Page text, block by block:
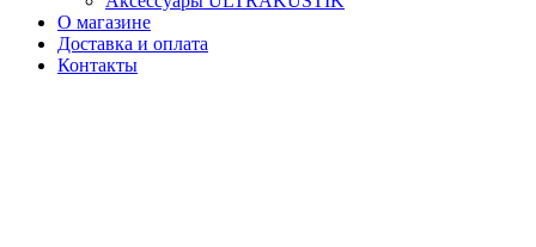
О магазине
Доставка и оплата
Контакты